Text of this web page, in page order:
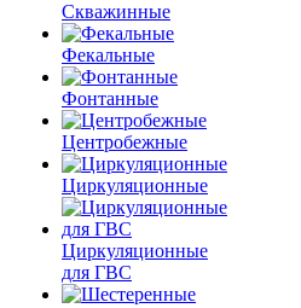
Скважинные
Фекальные
Фонтанные
Центробежные
Циркуляционные
Циркуляционные
для ГВС